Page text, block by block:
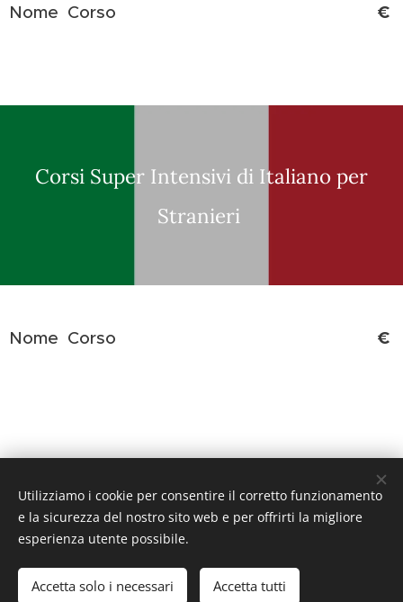
Nome Corso €
Corsi Super Intensivi di Italiano per
Stranieri
Nome Corso €
© 2016Sound Music Academy
rotta durante la realizzazione di questo sito
Creato con
Webnode Cookies
Utilizziamo i cookie per consentire il corretto funzionamento
e la sicurezza del nostro sito web e per offrirti la migliore
esperienza utente possibile.
Accetta solo i necessari Accetta tutti